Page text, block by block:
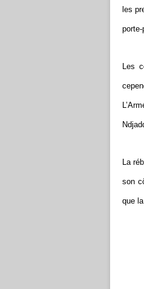
les
Les
La
son
que